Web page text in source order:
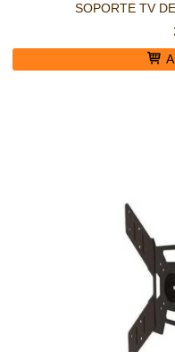
SOPORTE TV